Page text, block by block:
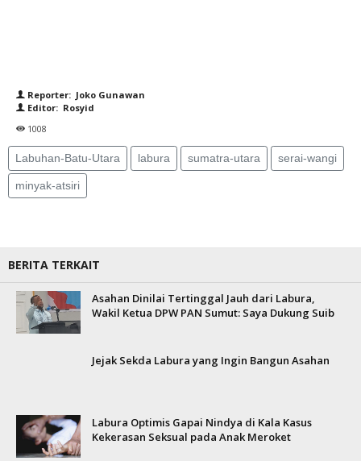
Reporter: Joko Gunawan
Editor: Rosyid
1008
Labuhan-Batu-Utara labura sumatra-utara serai-wangi
minyak-atsiri
BERITA TERKAIT
Asahan Dinilai Tertinggal Jauh dari Labura,
Wakil Ketua DPW PAN Sumut: Saya Dukung Suib
Jejak Sekda Labura yang Ingin Bangun Asahan
Labura Optimis Gapai Nindya di Kala Kasus
Kekerasan Seksual pada Anak Meroket